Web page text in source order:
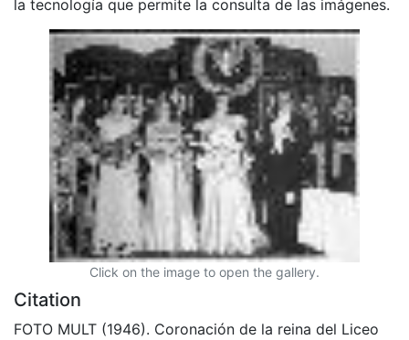
la tecnología que permite la consulta de las imágenes.
Click on the image to open the gallery.
Citation
FOTO MULT (1946). Coronación de la reina del Liceo